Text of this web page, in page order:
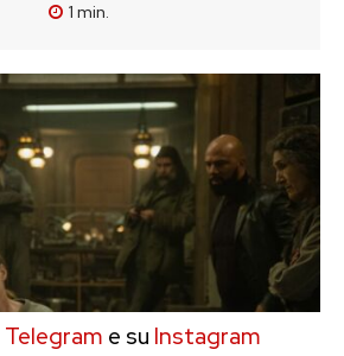
1 min.
Telegram e su Instagram